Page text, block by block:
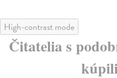
High-contrast mode
Čitatelia s